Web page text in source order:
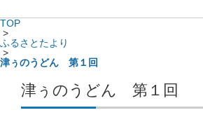
TOP
>
ふるさとたより
>
津ぅのうどん 第１回
津ぅのうどん 第１回